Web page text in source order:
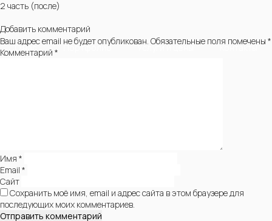
О нас Портфолио Услуги и цены Контакты
2 часть (после)
Добавить комментарий
Ваш адрес email не будет опубликован. Обязательные поля помечены *
Комментарий *
Имя *
Email *
Сайт
Сохранить моё имя, email и адрес сайта в этом браузере для
последующих моих комментариев.